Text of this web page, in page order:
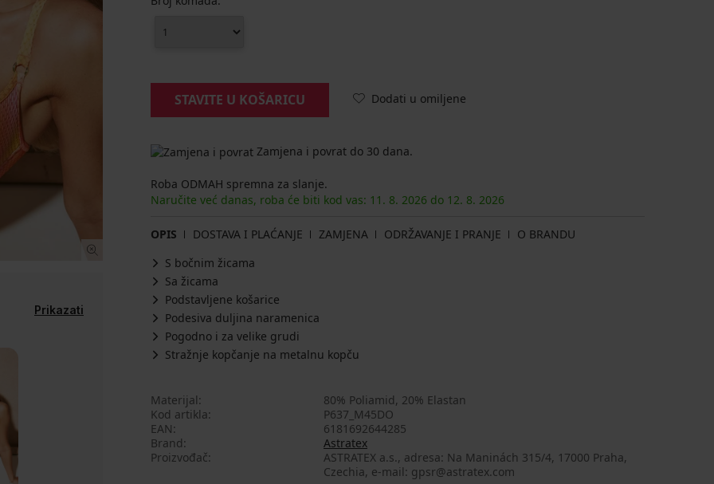
Prikazati
STAVITE U KOŠARICU Dodati u omiljene
Zamjena i povrat do 30 dana.
Roba ODMAH spremna za slanje.
Naručite već danas, roba će biti kod vas: 11. 8. 2026 do 12. 8. 2026
OPIS DOSTAVA I PLAĆANJE ZAMJENA ODRŽAVANJE I PRANJE
O BRANDU
S bočnim žicama
Sa žicama
Podstavljene košarice
Podesiva duljina naramenica
Pogodno i za velike grudi
Stražnje kopčanje na metalnu kopču
Materijal
80% Poliamid, 20% Elastan
Kod artikla
P637_M45DO
EAN
6181692644285
Brand
Astratex
Proizvođač
ASTRATEX a.s., adresa: Na Maninách 315/4, 17000 Praha,
Czechia, e-mail: gpsr@astratex.com